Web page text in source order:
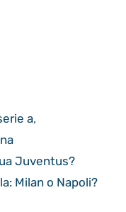
a,
Juventus?
Milan o Napoli?